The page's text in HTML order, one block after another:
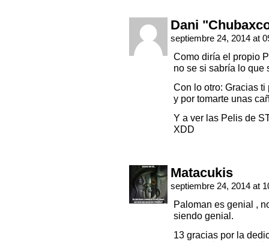
Dani
septiembre 24, 2014 at
Como diría el propio
no se si sabría lo que
Con lo otro: Gracias
y por tomarte unas
Y a ver las Pelis de
XDD
Matacukis
septiembre 24, 2014 at
Paloman es genial ,
siendo genial.
13 gracias por la